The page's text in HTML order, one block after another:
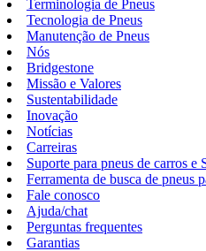
Terminologia de Pneus
Tecnologia de Pneus
Manutenção de Pneus
Nós
Bridgestone
Missão e Valores
Sustentabilidade
Inovação
Notícias
Carreiras
Suporte para pneus de carros e
Ferramenta de busca de pneus
Fale conosco
Ajuda/chat
Perguntas frequentes
Garantias